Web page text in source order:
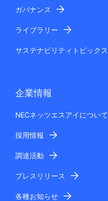
ガバナンス
ライブラリー
サステナビリティトピックス
企業情報
NECネッツエスアイについて
採用情報
調達活動
プレスリリース
各種お知らせ